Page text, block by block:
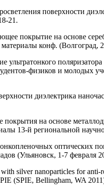
поверхности
21.
на основе
конф.
физиков и молодых
диэлектрика
на основе
13-й региональной
оптических
(Ульяновск, 1-7 февраля
silver nanoparticles for anti-
(SPIE, Bellingham, WA